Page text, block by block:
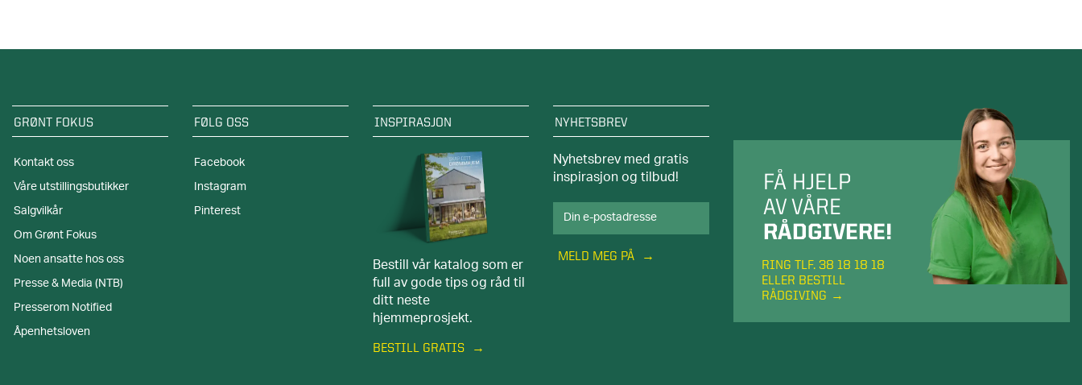
GRØNT FOKUS
Kontakt oss
Våre utstillingsbutikker
Salgvilkår
Om Grønt Fokus
Noen ansatte hos oss
Presse & Media (NTB)
Presserom Notified
Åpenhetsloven
FØLG OSS
Facebook
Instagram
Pinterest
INSPIRASJON
Bestill vår katalog som er
full av gode tips og råd til
ditt neste
hjemmeprosjekt.
BESTILL GRATIS
NYHETSBREV
Nyhetsbrev med gratis
inspirasjon og tilbud!
MELD MEG PÅ
FÅ HJELP
AV VÅRE
RÅDGIVERE!
RING TLF. 38 18 18 18
ELLER BESTILL
RÅDGIVING